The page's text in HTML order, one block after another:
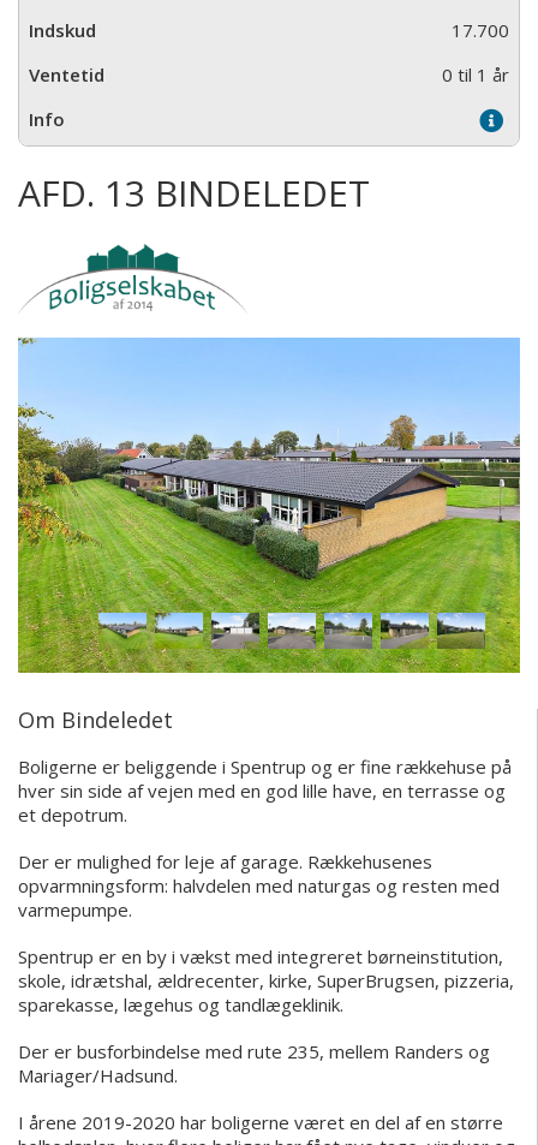
17.700
0 til 1 år
AFD. 13 BINDELEDET
Om Bindeledet
Boligerne er beliggende i Spentrup og er fine rækkehuse på
hver sin side af vejen med en god lille have, en terrasse og
et depotrum.
Der er mulighed for leje af garage. Rækkehusenes
opvarmningsform: halvdelen med naturgas og resten med
varmepumpe.
Spentrup er en by i vækst med integreret børneinstitution,
skole, idrætshal, ældrecenter, kirke, SuperBrugsen, pizzeria,
sparekasse, lægehus og tandlægeklinik.
Der er busforbindelse med rute 235, mellem Randers og
Mariager/Hadsund.
I årene 2019-2020 har boligerne været en del af en større